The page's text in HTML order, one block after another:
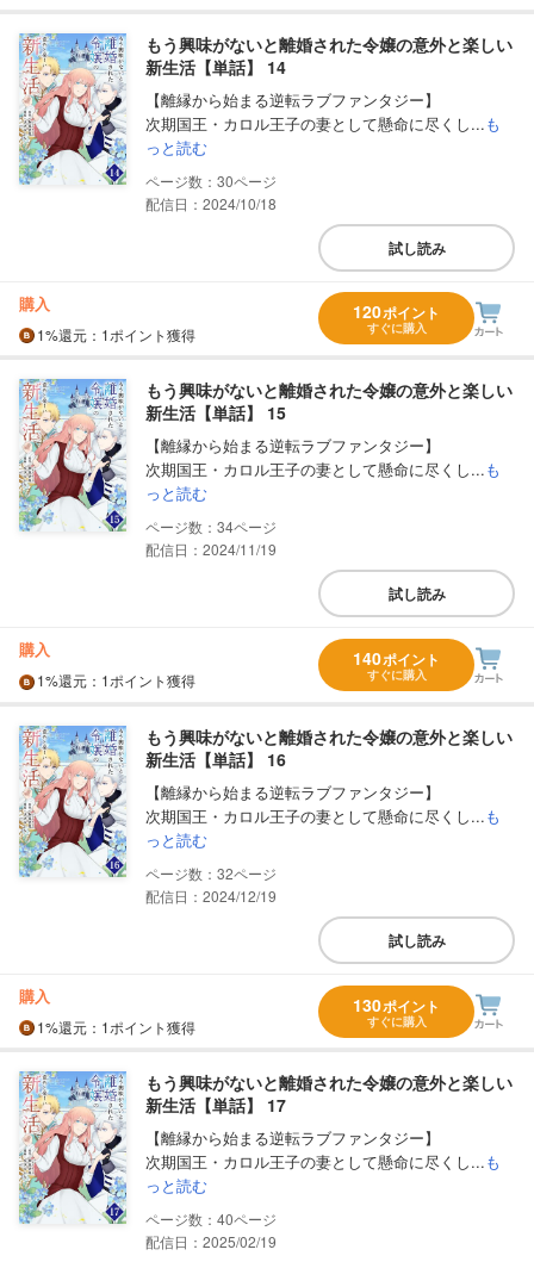
もう興味がないと離婚された令嬢の意外と楽しい
新生活【単話】 14
【離縁から始まる逆転ラブファンタジー】
次期国王・カロル王子の妻として懸命に尽くし...も
っと読む
30
配信日：2024/10/18
試し読み
購入
1%還元 ：1ポイント獲得
120ポイント
すぐに購入
もう興味がないと離婚された令嬢の意外と楽しい
新生活【単話】 15
【離縁から始まる逆転ラブファンタジー】
次期国王・カロル王子の妻として懸命に尽くし...も
っと読む
34
配信日：2024/11/19
試し読み
購入
1%還元 ：1ポイント獲得
140ポイント
すぐに購入
もう興味がないと離婚された令嬢の意外と楽しい
新生活【単話】 16
【離縁から始まる逆転ラブファンタジー】
次期国王・カロル王子の妻として懸命に尽くし...も
っと読む
32
配信日：2024/12/19
試し読み
購入
1%還元 ：1ポイント獲得
130ポイント
すぐに購入
もう興味がないと離婚された令嬢の意外と楽しい
新生活【単話】 17
【離縁から始まる逆転ラブファンタジー】
次期国王・カロル王子の妻として懸命に尽くし...も
っと読む
40
配信日：2025/02/19